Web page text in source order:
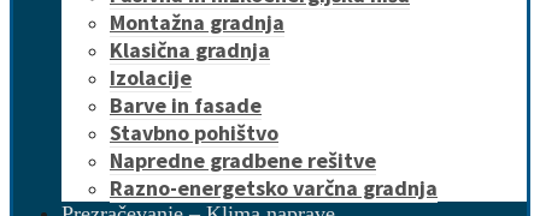
Montažna gradnja
Klasična gradnja
Izolacije
Barve in fasade
Stavbno pohištvo
Napredne gradbene rešitve
Razno-energetsko varčna gradnja